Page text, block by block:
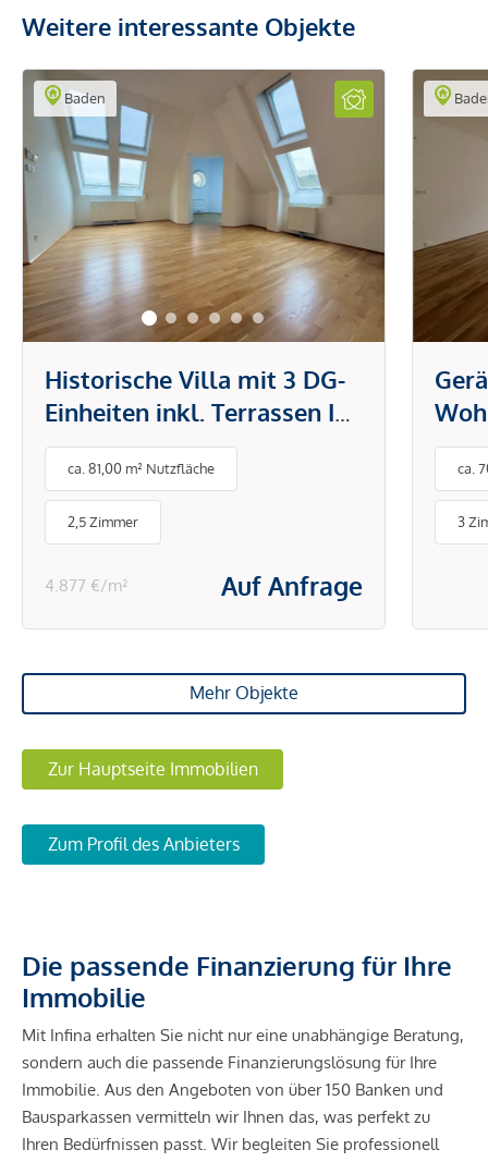
Weitere interessante Objekte
Baden
Historische Villa mit 3 DG-
Einheiten inkl. Terrassen I
2012 DG Ausbau inkl. Lift I
Grünlage
ca. 81,00 m² Nutzfläche
2,5 Zimmer
4.877 €/m² Auf Anfrage
ca.
3
Mehr Objekte
Zur Hauptseite Immobilien
Zum Profil des Anbieters
Die passende Finanzierung für Ihre
Immobilie
Mit Infina erhalten Sie nicht nur eine unabhängige Beratung,
sondern auch die passende Finanzierungslösung für Ihre
Immobilie. Aus den Angeboten von über 150 Banken und
Bausparkassen vermitteln wir Ihnen das, was perfekt zu
Ihren Bedürfnissen passt. Wir begleiten Sie professionell